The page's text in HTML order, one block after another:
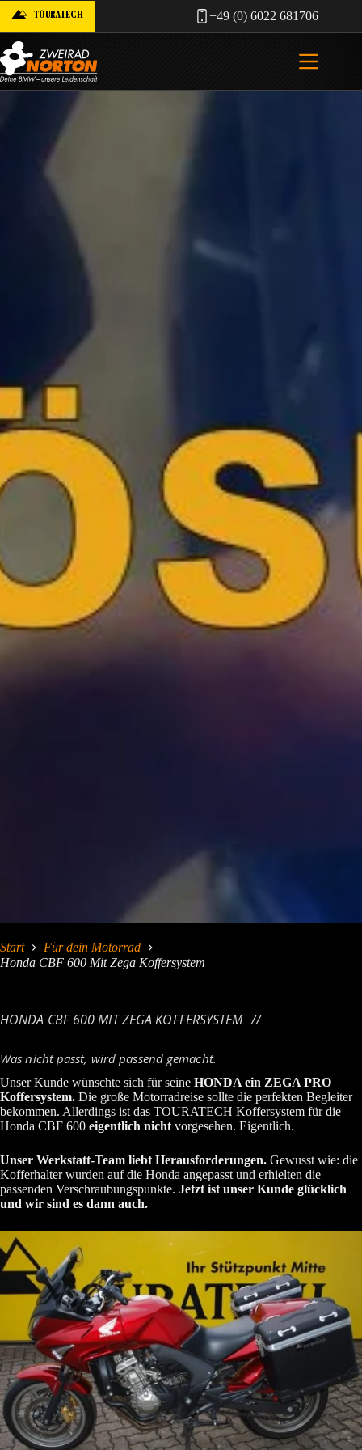
Inhalt
springen
TOURATECH +49 (0) 6022 681706
Start
Für dein Motorrad
Honda CBF 600 Mit Zega Koffersystem
HONDA CBF 600 MIT ZEGA KOFFERSYSTEM
Was nicht passt, wird passend gemacht.
Unser Kunde wünschte sich für seine HONDA ein ZEGA PRO
Koffersystem. Die große Motorradreise sollte die perfekten Begleiter
bekommen. Allerdings ist das TOURATECH Koffersystem für die
Honda CBF 600 eigentlich nicht vorgesehen. Eigentlich.
Unser Werkstatt-Team liebt Herausforderungen. Gewusst wie: die
Kofferhalter wurden auf die Honda angepasst und erhielten die
passenden Verschraubungspunkte. Jetzt ist unser Kunde glücklich
und wir sind es dann auch.